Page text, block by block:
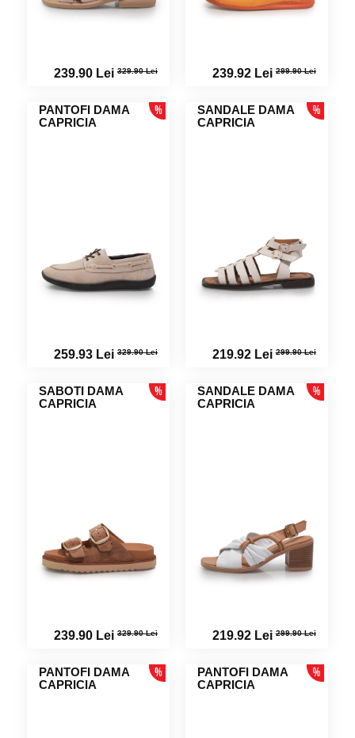
239.90 Lei 329.90 Lei 239.92 Lei299.90 Lei
PANTOFI DAMA
CAPRICIA
259.93 Lei 329.90 Lei
SANDALE DAMA
CAPRICIA
219.92 Lei299.90 Lei
SABOTI DAMA
CAPRICIA
239.90 Lei 329.90 Lei
SANDALE DAMA
CAPRICIA
219.92 Lei299.90 Lei
PANTOFI DAMA
CAPRICIA
PANTOFI DAMA
CAPRICIA